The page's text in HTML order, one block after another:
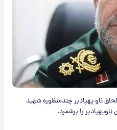
ناو پهپادبر چندمنظوره شهید
را برشمرد.